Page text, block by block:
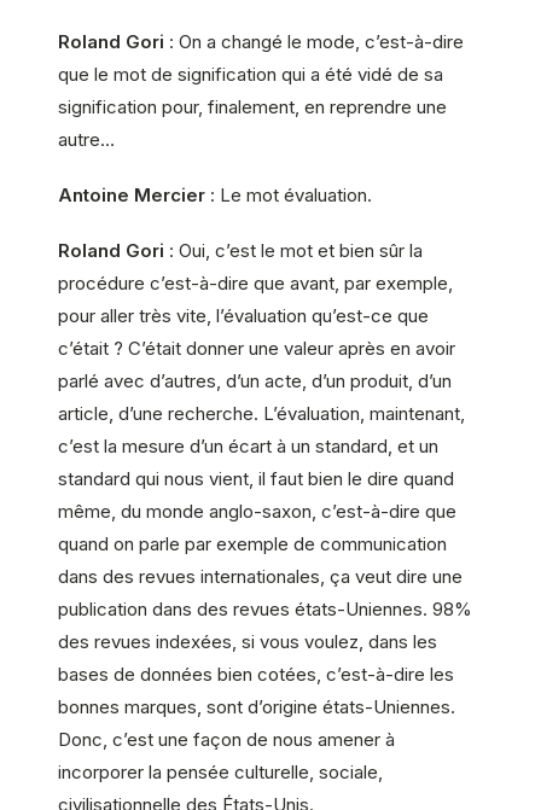
Roland Gori : On a changé le mode, c’est-à-dire
que le mot de signification qui a été vidé de sa
signification pour, finalement, en reprendre une
autre…
Antoine Mercier : Le mot évaluation.
Roland Gori : Oui, c’est le mot et bien sûr la
procédure c’est-à-dire que avant, par exemple,
pour aller très vite, l’évaluation qu’est-ce que
c’était ? C’était donner une valeur après en avoir
parlé avec d’autres, d’un acte, d’un produit, d’un
article, d’une recherche. L’évaluation, maintenant,
c’est la mesure d’un écart à un standard, et un
standard qui nous vient, il faut bien le dire quand
même, du monde anglo-saxon, c’est-à-dire que
quand on parle par exemple de communication
dans des revues internationales, ça veut dire une
publication dans des revues états-Uniennes. 98%
des revues indexées, si vous voulez, dans les
bases de données bien cotées, c’est-à-dire les
bonnes marques, sont d’origine états-Uniennes.
Donc, c’est une façon de nous amener à
incorporer la pensée culturelle, sociale,
civilisationnelle des États-Unis.